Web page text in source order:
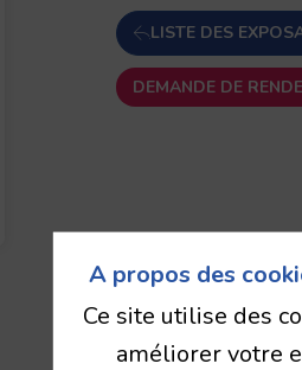
LISTE DES
DEMANDE DE
A propos des
Ce site utilise des
améliorer votre